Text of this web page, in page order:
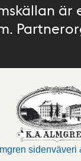
är
sidenväveri